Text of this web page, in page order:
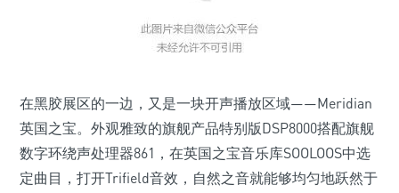
在黑胶展区的一边，又是一块开声播放区域——Meridian
英国之宝。外观雅致的旗舰产品特别版DSP8000搭配旗舰
数字环绕声处理器861，在英国之宝音乐库SOOLOOS中选
定曲目，打开Trifield音效，自然之音就能够均匀地跃然于